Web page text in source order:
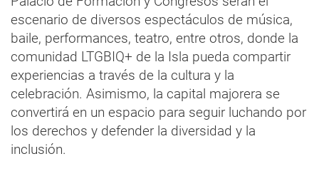
escenario de diversos espectáculos de música,
baile, performances, teatro, entre otros, donde la
comunidad LTGBIQ+ de la Isla pueda compartir
experiencias a través de la cultura y la
celebración. Asimismo, la capital majorera se
convertirá en un espacio para seguir luchando por
los derechos y defender la diversidad y la
inclusión.